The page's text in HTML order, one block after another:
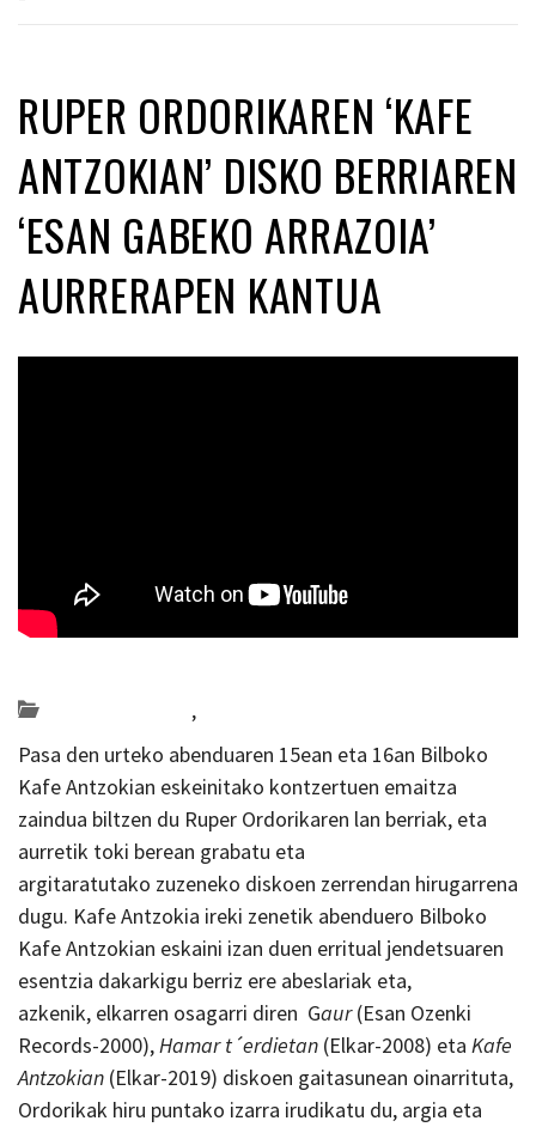
RUPER ORDORIKAREN ‘KAFE
ANTZOKIAN’ DISKO BERRIAREN
‘ESAN GABEKO ARRAZOIA’
AURRERAPEN KANTUA
,
Pasa den urteko abenduaren 15ean eta 16an Bilboko
Kafe Antzokian eskeinitako kontzertuen emaitza
zaindua biltzen du Ruper Ordorikaren lan berriak, eta
aurretik toki berean grabatu eta
argitaratutako zuzeneko diskoen zerrendan hirugarrena
dugu. Kafe Antzokia ireki zenetik abenduero Bilboko
Kafe Antzokian eskaini izan duen erritual jendetsuaren
esentzia dakarkigu berriz ere abeslariak eta,
azkenik, elkarren osagarri diren Gaur(Esan Ozenki
Records-2000),Hamar t´erdietan (Elkar-2008) eta Kafe
Antzokian (Elkar-2019) diskoen gaitasunean oinarrituta,
Ordorikak hiru puntako izarra irudikatu du, argia eta